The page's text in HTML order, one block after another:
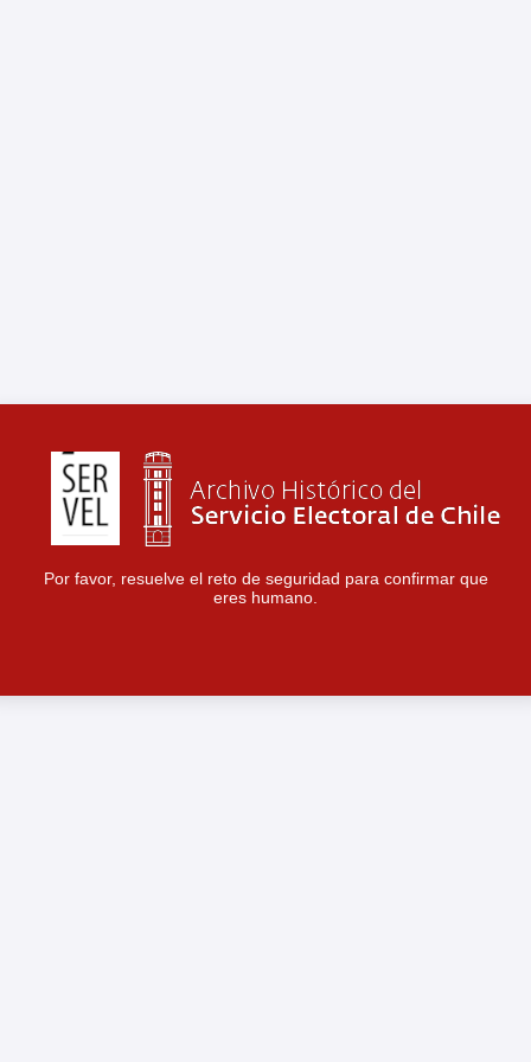
Por favor, resuelve el reto de seguridad para confirmar que
eres humano.